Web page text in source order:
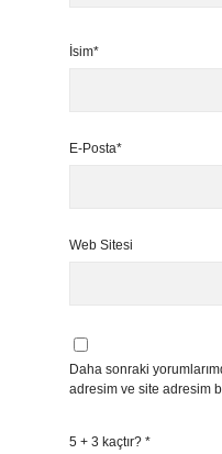
İsim*
E-Posta*
Web Sitesi
Daha sonraki
adresim ve site adresim
5 + 3 kaçtır? *